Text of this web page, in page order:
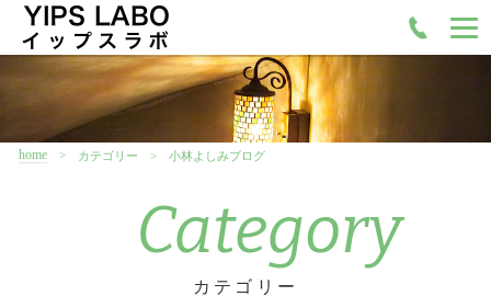
home カテゴリー 小林よしみブログ
Category
カテゴリー